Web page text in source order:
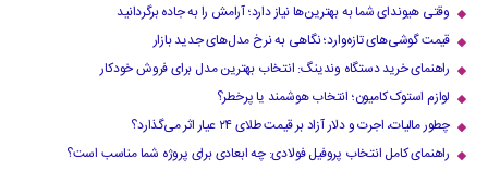
وقتی هیوندای شما به بهترین‌ها نیاز دارد؛ آرامش را به جاده برگردانید
قیمت گوشی‌های تازه‌وارد؛ نگاهی به نرخ مدل‌های جدید بازار
راهنمای خرید دستگاه وندینگ: انتخاب بهترین مدل برای فروش خودکار
لوازم استوک کامیون؛ انتخاب هوشمند یا پرخطر؟
چطور مالیات، اجرت و دلار آزاد بر قیمت طلای ۲۴ عیار اثر می‌گذارد؟
راهنمای کامل انتخاب پروفیل فولادی: چه ابعادی برای پروژه شما مناسب است؟